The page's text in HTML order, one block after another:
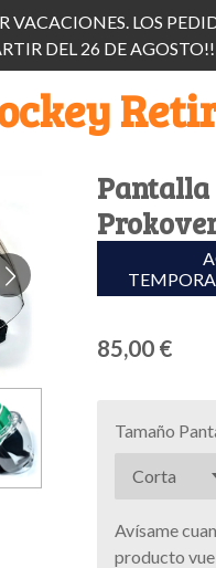
VACACIONES. LOS
DEL 26 DE
Pantalla
85,00 €
Tamaño
Avísame
producto